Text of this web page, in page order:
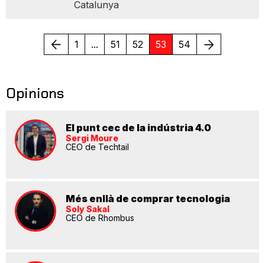
Catalunya
Anterior
1 ... 51 52 53 54 Següent
Opinions
El punt cec de la indústria 4.0
Sergi Moure
CEO de Techtail
Més enllà de comprar tecnologia
Soly Sakal
CEO de Rhombus